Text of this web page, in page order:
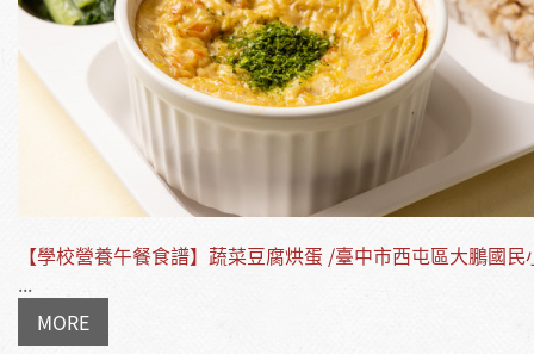
【學校營養午餐食譜】蔬菜豆腐烘蛋 /臺中市西屯區大鵬國民
...
MORE